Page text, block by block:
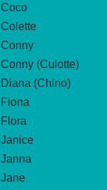
Coco
Colette
Conny
Conny (Culotte)
Diana (Chino)
Fiona
Flora
Janice
Janna
Jane